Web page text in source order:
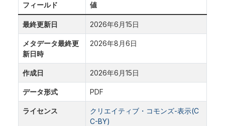
フィールド 値
最終更新日 2026年6月15日
メタデータ最終更
新日時
2026年8月6日
作成日 2026年6月15日
データ形式 PDF
ライセンス
クリエイティブ・コモンズ-表示(C
C-BY)